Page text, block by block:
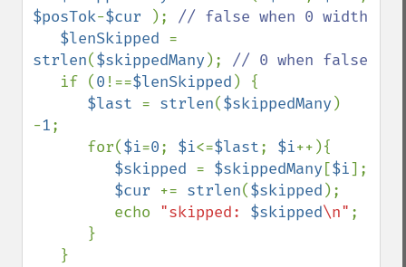
$posTok-$cur ); // false when 0 width
$lenSkipped
strlen($skippedMany ); // 0 when false
if (0 !==$lenSkipped ) {
$last = strlen($skippedMany )
-1;
      for(
$i=0; $i<=$last; $i++){
$skipped = $skippedMany [$i];
$cur += strlen($skipped );
         echo
"skipped: $skipped\n" ;